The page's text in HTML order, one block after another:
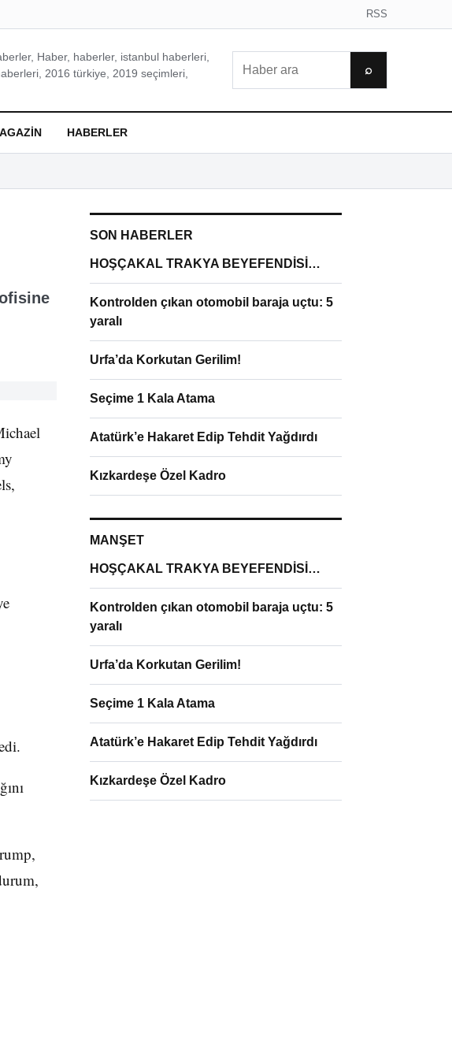
RSS
Haber, haberler, istanbul haberleri,
2016 türkiye, 2019 seçimleri,
⌕
HABERLER
SON HABERLER
HOŞÇAKAL TRAKYA BEYEFENDİSİ…
Kontrolden çıkan otomobil baraja uçtu: 5
yaralı
Urfa’da Korkutan Gerilim!
Seçime 1 Kala Atama
Atatürk’e Hakaret Edip Tehdit Yağdırdı
Kızkardeşe Özel Kadro
MANŞET
HOŞÇAKAL TRAKYA BEYEFENDİSİ…
Kontrolden çıkan otomobil baraja uçtu: 5
yaralı
Urfa’da Korkutan Gerilim!
Seçime 1 Kala Atama
Atatürk’e Hakaret Edip Tehdit Yağdırdı
Kızkardeşe Özel Kadro